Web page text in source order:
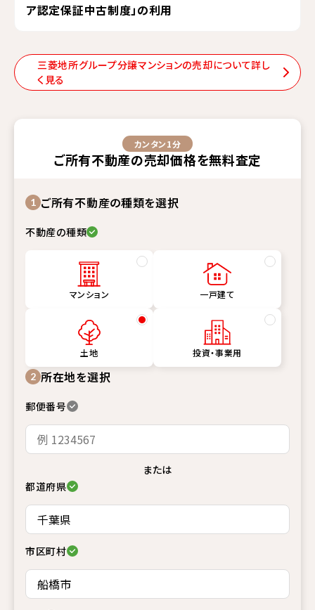
ア認定保証中古制度」の利用
三菱地所グループ分譲マンションの売却について詳し
く見る
カンタン1分
ご所有不動産の売却価格を無料査定
1 ご所有不動産の種類を選択
不動産の種類
マンション 一戸建て
土地
投資・事業用
2 所在地を選択
郵便番号
または
都道府県
市区町村